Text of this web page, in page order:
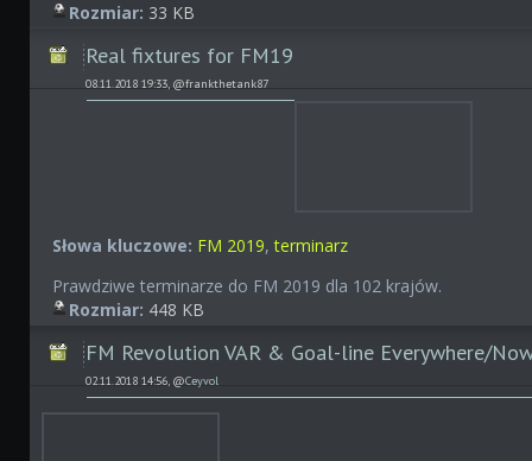
Rozmiar: 33 KB
Real fixtures for FM19
08.11.2018 19:33, @frankthetank87
Słowa kluczowe: FM 2019,terminarz
Prawdziwe terminarze do FM 2019 dla 102 krajów.
Rozmiar: 448 KB
FM Revolution VAR & Goal-line Everywhere/
02.11.2018 14:56, @Ceyvol